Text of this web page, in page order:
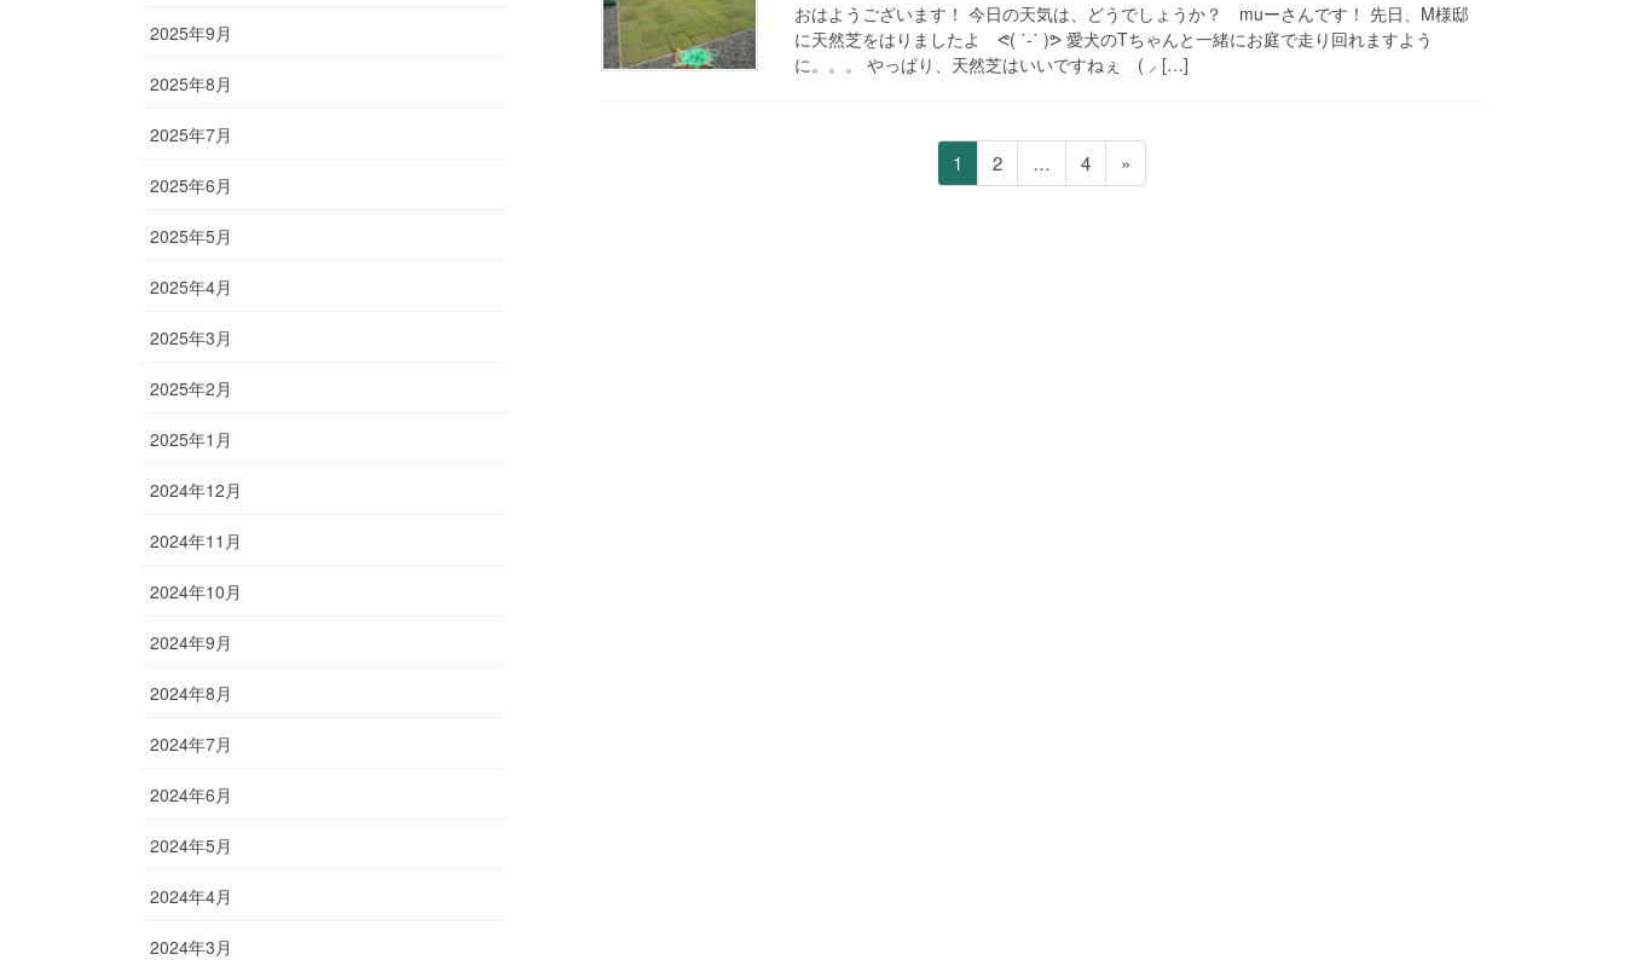
おはようございます！ 今日の天気は、どうでしょうか？ muーさんです！ 先日、M様邸
に天然芝をはりましたよ ᕙ( ˙-˙ )ᕗ 愛犬のTちゃんと一緒にお庭で走り回れますよう
に。。。 やっぱり、天然芝はいいですねぇ ( ⸝ […]
ペ
ー
1
ペ
ー
2 …
ペ
ー
4 »
2025年9月
2025年8月
2025年7月
2025年6月
2025年5月
2025年4月
2025年3月
2025年2月
2025年1月
2024年12月
2024年11月
2024年10月
2024年9月
2024年8月
2024年7月
2024年6月
2024年5月
2024年4月
2024年3月